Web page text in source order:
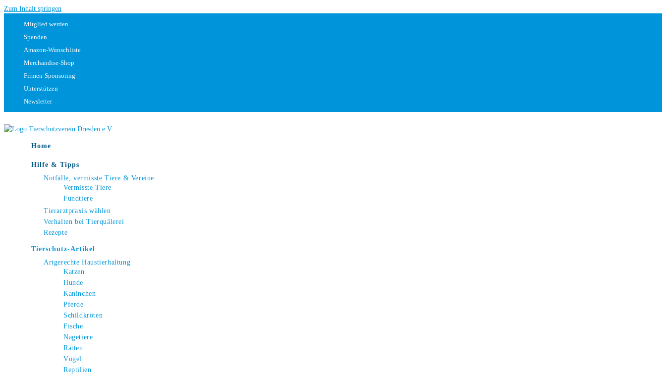
Zum Inhalt springen
Mitglied werden
Spenden
Amazon-Wunschliste
Merchandise-Shop
Firmen-Sponsoring
Unterstützen
Newsletter
Home
Hilfe & Tipps
Notfälle, vermisste Tiere & Vereine
Vermisste Tiere
Fundtiere
Tierarztpraxis wählen
Verhalten bei Tierquälerei
Rezepte
Tierschutz-Artikel
Artgerechte Haustierhaltung
Katzen
Hunde
Kaninchen
Pferde
Schildkröten
Fische
Nagetiere
Ratten
Vögel
Reptilien